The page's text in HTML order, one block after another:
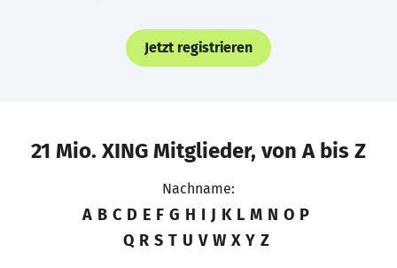
Jetzt registrieren
21 Mio. XING Mitglieder, von A bis Z
Nachname:
A B C D E F G H I J K L M N O P
Q R S T U V W X Y Z